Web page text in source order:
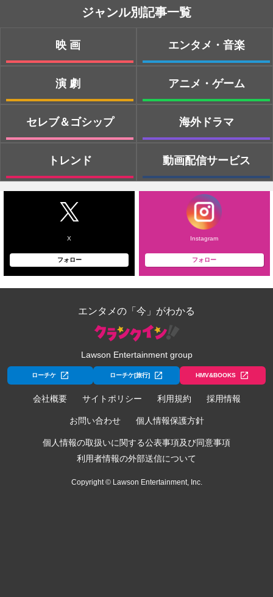
ジャンル別記事一覧
映画
演劇
セレブ＆ゴシップ
トレンド
エンタメ・音楽
アニメ・ゲーム
海外ドラマ
動画配信サービス
X
フォロー
Instagram
フォロー
エンタメの「今」がわかる
Lawson Entertainment group
ローチケ ローチケ[旅行] HMV&BOOKS
会社概要 サイトポリシー 利用規約 採用情報
お問い合わせ 個人情報保護方針
個人情報の取扱いに関する公表事項及び同意事項
利用者情報の外部送信について
Copyright © Lawson Entertainment, Inc.